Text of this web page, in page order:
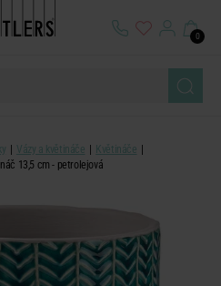
0
Vázy a květináče
Květináče
13,5 cm - petrolejová